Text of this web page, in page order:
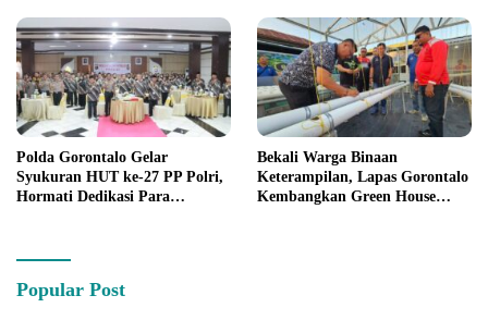
Polda Gorontalo Gelar
Syukuran HUT ke-27 PP Polri,
Hormati Dedikasi Para
Bekali Warga Binaan
Keterampilan, Lapas Gorontalo
Kembangkan Green House
Popular Post